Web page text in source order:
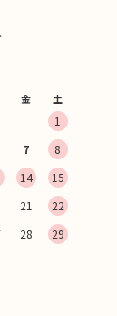
金 土
1
7
8
14
15
21
22
28
29